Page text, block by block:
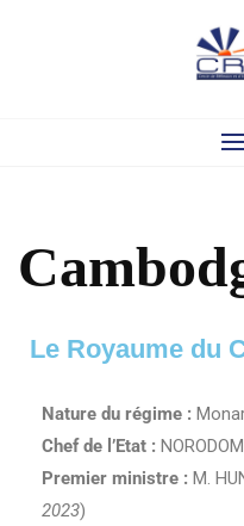
Le Royaume du
Nature du régime :
Chef de l’Etat :
Premier ministre : M.
2023)